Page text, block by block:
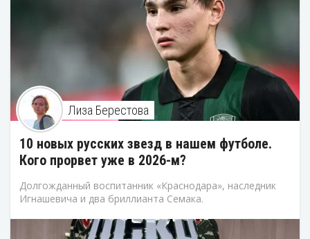
Лиза Берестова
10 новых русских звезд в нашем футболе.
Кого прорвет уже в 2026-м?
Долгожданный воспитанник «Краснодара», наследник
Игнашевича и два бриллианта Семака.